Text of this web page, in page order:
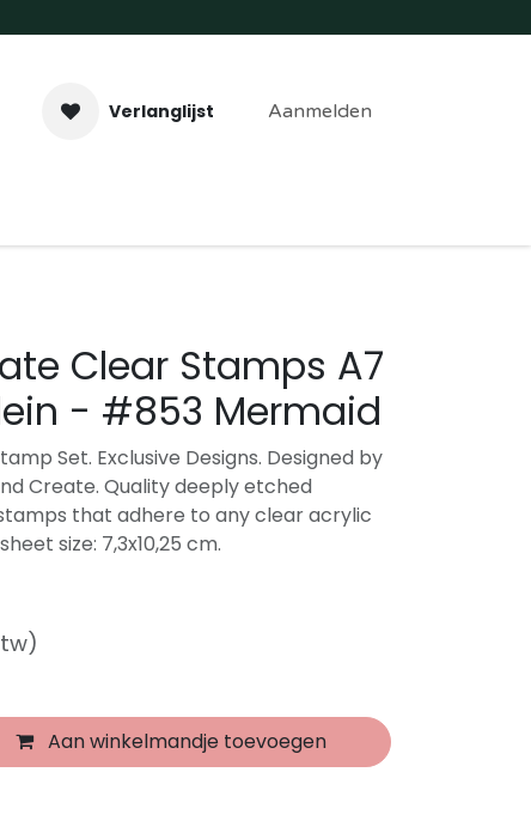
Verlanglijst Aanmelden
Clear Stamps A7
- #853 Mermaid
Set. Exclusive Designs. Designed by
Create. Quality deeply etched
that adhere to any clear acrylic
size: 7,3x10,25 cm.
Aan winkelmandje toevoegen